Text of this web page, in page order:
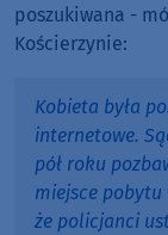
poszukiwana -
Kościerzynie:
Kobieta była
internetowe.
pół roku
miejsce pobytu
że policjanci